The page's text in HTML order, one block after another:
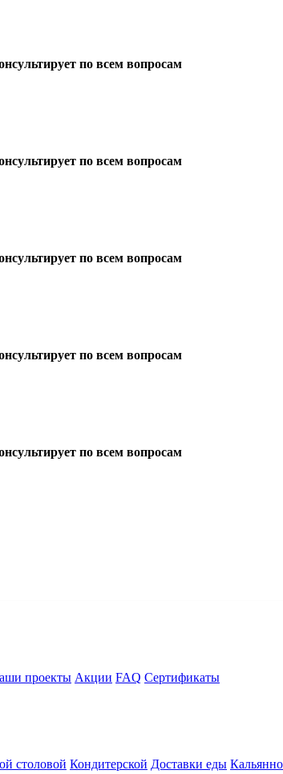
по всем вопросам
по всем вопросам
по всем вопросам
по всем вопросам
по всем вопросам
проекты Акции FAQ Сертификаты
столовой Кондитерской Доставки еды